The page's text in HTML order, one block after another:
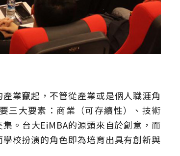
業竄起，不管從產業或是個人職涯角
三大要素：商業（可存續性）、技術
。台大EiMBA的源頭來自於創意，而
校扮演的角色即為培育出具有創新與